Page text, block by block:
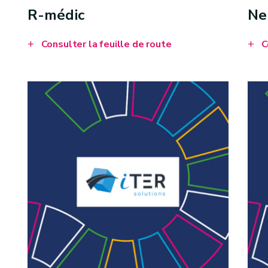
R-médic
Consulter la feuille de route